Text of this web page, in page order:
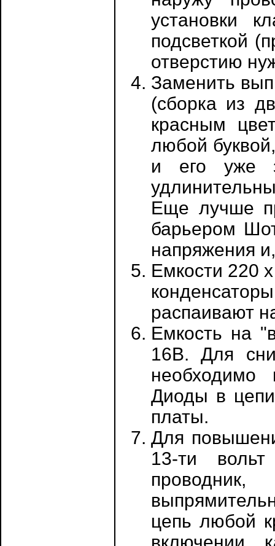
установки
подсветкой
отверстию
Заменить
(сборка из
красным
любой
и его уже
Еще лучше
барьером
напряжения
Емкости 220
распаивают
Емкость на
16В. Для
Диоды в цепи
платы.
Для
13-ти
цепь любой
включении,